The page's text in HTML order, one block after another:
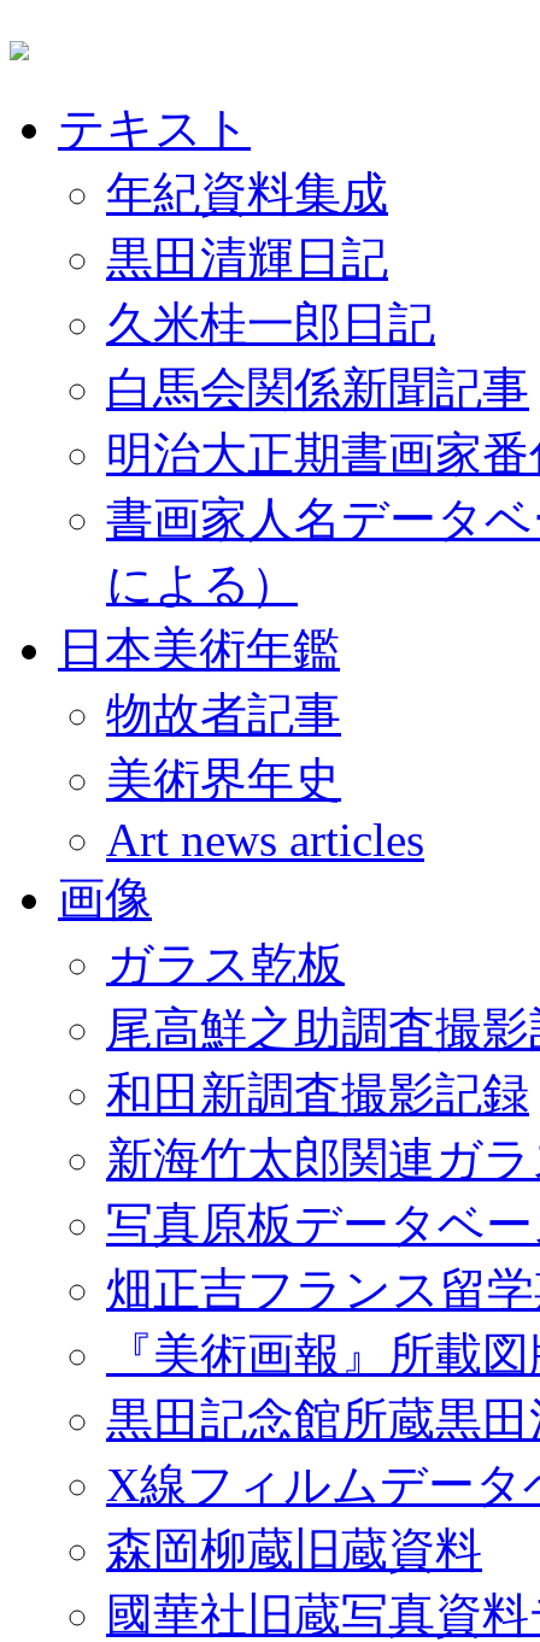
テキスト
年紀資料集成
黒田清輝日記
久米桂一郎日記
白馬会関係新聞記事
明治大正期書画家
書画家人名データ
による）
日本美術年鑑
物故者記事
美術界年史
Art news articles
画像
ガラス乾板
尾高鮮之助調査撮
和田新調査撮影記録
新海竹太郎関連ガ
写真原板データベ
畑正吉フランス留
『美術画報』所載
黒田記念館所蔵黒
X線フィルムデータ
森岡柳蔵旧蔵資料
國華社旧蔵写真資